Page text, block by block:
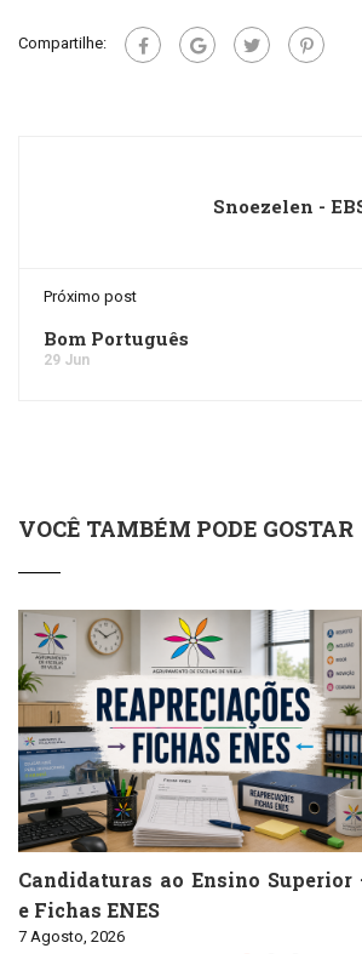
Compartilhe:
Snoezelen -
Próximo post
Bom Português
29 Jun
VOCÊ TAMBÉM PODE GOSTAR
Candidaturas ao Ensino Superior
e Fichas ENES
7 Agosto, 2026